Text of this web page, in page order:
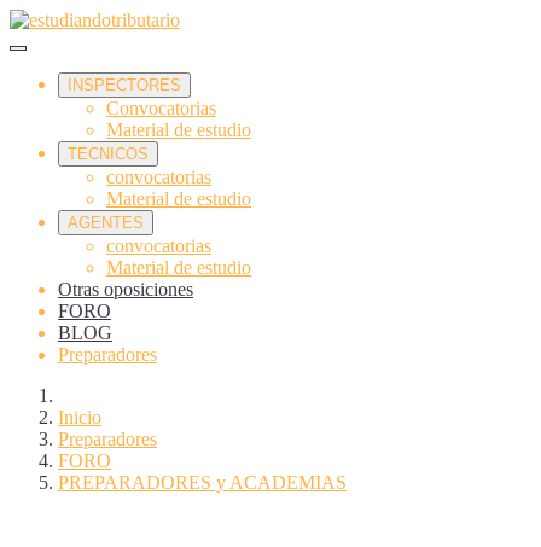
INSPECTORES
Convocatorias
Material de estudio
TECNICOS
convocatorias
Material de estudio
AGENTES
convocatorias
Material de estudio
Otras oposiciones
FORO
BLOG
Preparadores
Inicio
Preparadores
FORO
PREPARADORES y ACADEMIAS